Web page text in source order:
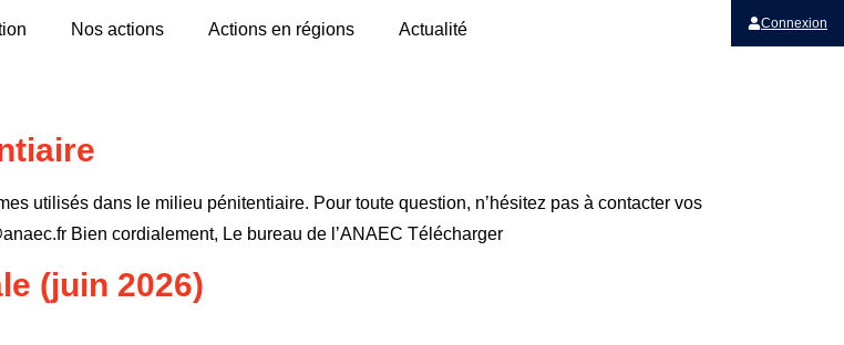
Nos actions Actions en régions Actualité Connexion
utilisés dans le milieu pénitentiaire. Pour toute question, n’hésitez pas à contacter vos
Bien cordialement, Le bureau de l’ANAEC Télécharger
(juin 2026)